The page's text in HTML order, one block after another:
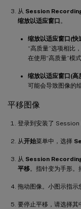
从 Session
缩放以适应窗口 。
缩放以适应窗口(快
“高质量”选项相比
在使用“高质量”模
缩放以适应窗口(高
可能会导致图像的
平移图像
登录到安装了 Session
从开始菜单中，选择
从 Session
平移。指针变为手形。
拖动图像。小图示指示
要停止平移，请选择其